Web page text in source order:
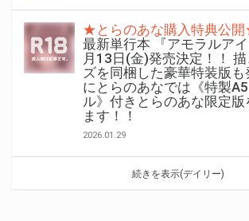
★とらのあな購入特典公
最新単行本 『アモラルア
月13日(金)発売決定！！
ズを同梱した豪華特装版も
にとらのあなでは《特製
ル》付きとらのあな限定版
ます！！
2026.01.29
続きを表示(デイリー)